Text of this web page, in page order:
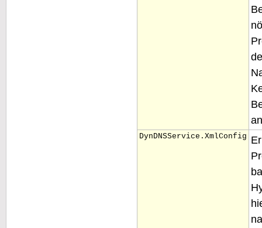
DynDNSService.XmlConfig